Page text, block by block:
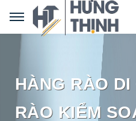
HÀNG RÀO
RÀO KIỂM